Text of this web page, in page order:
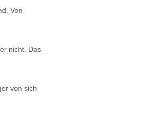
Von
nicht. Das
von sich